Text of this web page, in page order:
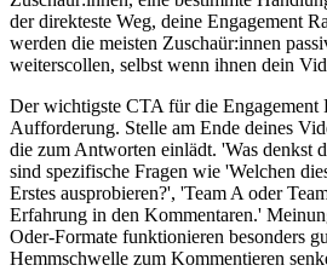
der direkteste Weg, deine Engagement
werden die meisten Zuschaür:innen
weiterscollen, selbst wenn ihnen dein
Der wichtigste CTA für die Engagement
Aufforderung. Stelle am Ende deines
die zum Antworten einlädt. 'Was denkst
sind spezifische Fragen wie 'Welchen
Erstes ausprobieren?', 'Team A oder
Erfahrung in den Kommentaren.'
Oder-Formate funktionieren besonders
Hemmschwelle zum Kommentieren